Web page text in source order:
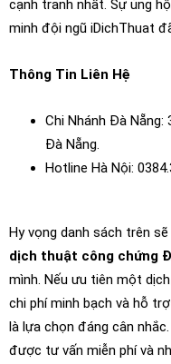
cạnh tranh nhất. Sự ủng
minh đội ngũ iDichThuat
Thông Tin Liên Hệ
Chi Nhánh Đà Nẵng:
Đà Nẵng.
Hotline Hà Nội:
Hy vọng danh sách trên
dịch thuật công chứng
mình. Nếu ưu tiên một
chi phí minh bạch và hỗ
là lựa chọn đáng cân
được tư vấn miễn phí và